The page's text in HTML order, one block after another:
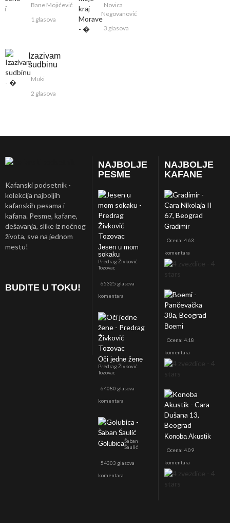
Bane Mojićević
1 glasova
Novica
Negovanović
3 glasova
Izazivam
sudbinu
Muki
2 glasova
Kafanski podsetnik -
kolekcija najboljih
kafanskih pesama i
kafana. Pesme, kafane,
dešavanja, slike iz noćnog
života, sve na jednom
mestu!
BUDITE U TOKU!
NAJBOLJE
PESME
Jesen u mom
sokaku
Predrag Živković
Tozovac
65325 glasova
komentara
Oči jedne žene
Predrag Živković
Tozovac
64080 glasova
komentara
GolubicaŠaban
Šaulić
54303 glasova
komentara
NAJBOLJE
KAFANE
Gradimir
Ocena: 4.63
komentara
Boemi
Ocena: 4.18
komentara
Konoba Akustik
Ocena: 4.09
komentara